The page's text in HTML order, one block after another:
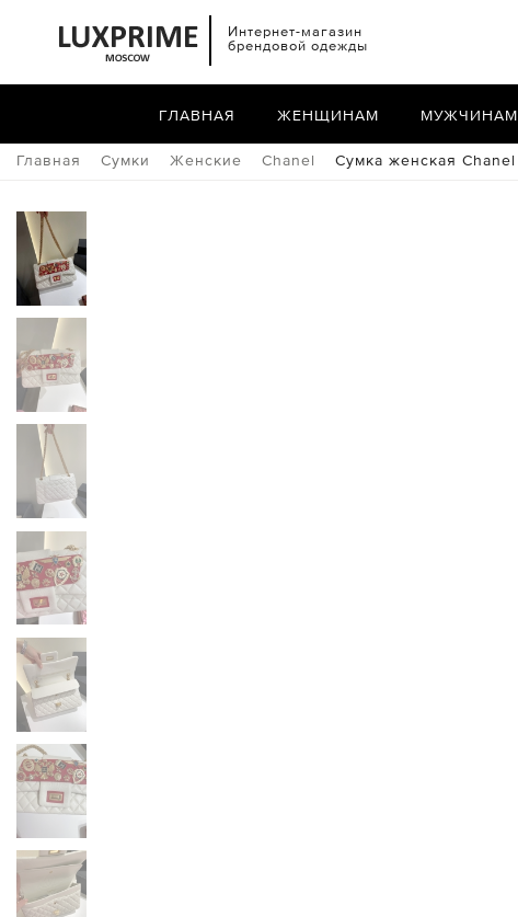
Интернет-магазин
брендовой одежды
ГЛАВНАЯ ЖЕНЩИНАМ МУЖЧИНАМ
Главная Сумки Женские Chanel Сумка женская Chanel